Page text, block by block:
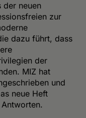
der neuen
zur
dazu führt, dass
der
MIZ hat
und
neue Heft